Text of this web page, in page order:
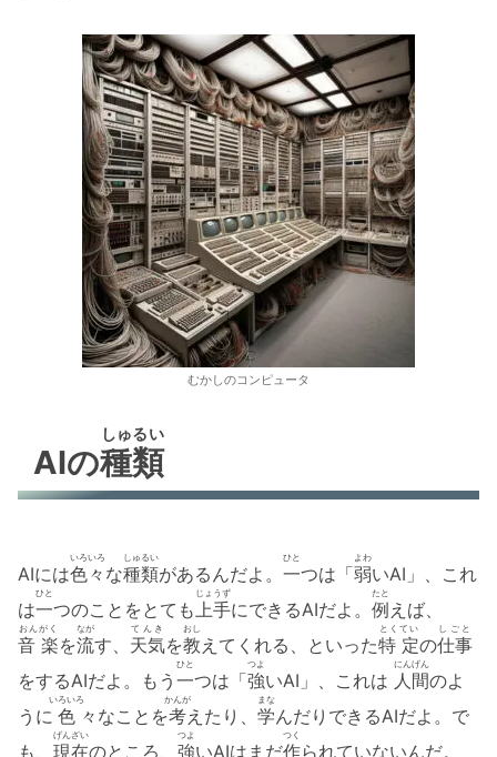
むかしのコンピュータ
AIの種類
しゅるい
AIには色々
いろいろ
な種類
しゅるい
があるんだよ。 一
ひと
つは「弱
よわ
いAI」、これ
は一
ひと
つのことをとても 上手
じょうず
にできるAIだよ。 例
たと
えば、
音 楽
おんがく
を流
なが
す、 天気
てんき
を教
おし
えてくれる、といった特 定
とくてい
の仕事
しごと
をするAIだよ。もう 一
ひと
つは「強
つよ
いAI」、これは 人間
にんげん
のよ
うに 色
いろいろ
々なことを考
かんが
えたり、 学
まな
んだりできるAIだよ。で
も、 現在
げんざい
のところ、 強
つよ
いAIはまだ作
つく
られていないんだ。